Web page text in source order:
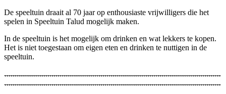
De speeltuin draait al 70 jaar op enthousiaste vrijwilligers die het
spelen in Speeltuin Talud mogelijk maken.
In de speeltuin is het mogelijk om drinken en wat lekkers te kopen.
Het is niet toegestaan om eigen eten en drinken te nuttigen in de
speeltuin.